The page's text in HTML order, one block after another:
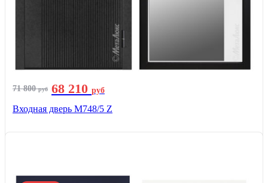
71 800руб 68 210 руб
Входная дверь М748/5 Z